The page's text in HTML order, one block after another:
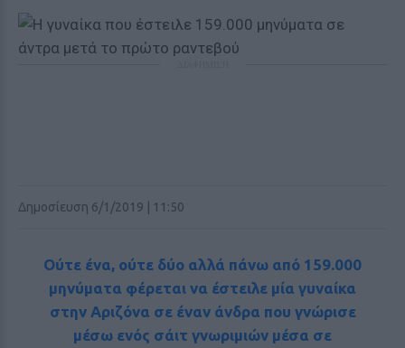
Δημοσίευση 6/1/2019 | 11:50
Ούτε ένα, ούτε δύο αλλά πάνω από 159.000
μηνύματα φέρεται να έστειλε μία γυναίκα
στην Αριζόνα σε έναν άνδρα που γνώρισε
μέσω ενός σάιτ γνωριμιών μέσα σε